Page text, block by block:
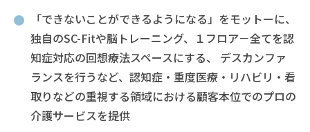
「できないことができるようになる」をモットーに、
独自のSC-Fitや脳トレーニング、１フロア－全てを認
知症対応の回想療法スペースにする、 デスカンファ
ランスを行うなど、認知症・重度医療・リハビリ・看
取りなどの重視する領域における顧客本位でのプロの
介護サービスを提供